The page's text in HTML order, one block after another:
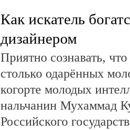
Как искатель
дизайнером
Приятно сознавать,
столько одарённых
когорте молодых
нальчанин Мухаммад
Российского